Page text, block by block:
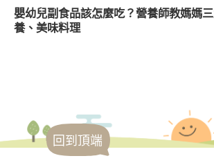
嬰幼兒副食品該怎麼吃？營養師教媽媽
養、美味料理
回到頂端